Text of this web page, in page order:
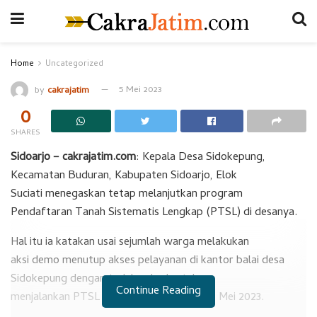
Home Uncategorized
by cakrajatim 5 Mei 2023
0
SHARES
Sidoarjo – cakrajatim.com: Kepala Desa Sidokepung,
Kecamatan Buduran, Kabupaten Sidoarjo, Elok
Suciati menegaskan tetap melanjutkan program
Pendaftaran Tanah Sistematis Lengkap (PTSL) di desanya.
Hal itu ia katakan usai sejumlah warga melakukan
aksi demo menutup akses pelayanan di kantor balai desa
Sidokepung dengan tuduhan kades tak
menjalankan PTSL sesuai regulasi, Kamis 4 Mei 2023.
Continue Reading